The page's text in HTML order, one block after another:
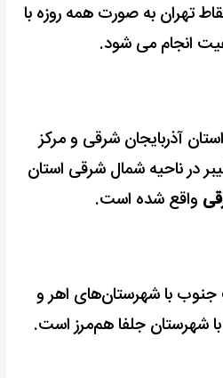
تهران به صورت همه روزه با
انجام می شود.
آذربایجان شرقی و مرکز
در ناحیه شمال شرقی استان
واقع شده است.
با شهرستان‌های اهر و
شهرستان جلفا هم‌مرز است.